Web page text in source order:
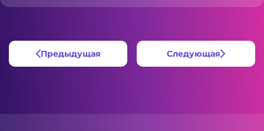
Предыдущая Следующая